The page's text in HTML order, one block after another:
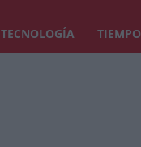
TECNOLOGÍA TIEMPO